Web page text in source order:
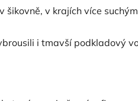
šikovně, v krajích více
i tmavší podkladový